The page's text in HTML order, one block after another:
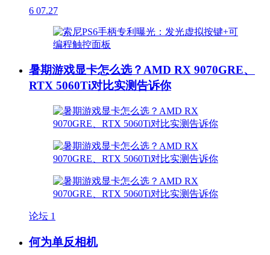
6 07.27
暑期游戏显卡怎么选？AMD RX 9070GRE、
RTX 5060Ti对比实测告诉你
论坛 1
何为单反相机